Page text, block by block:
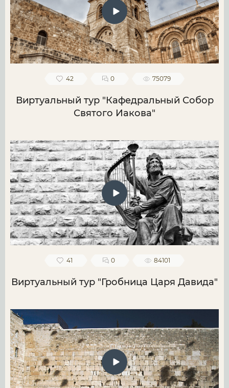
42 0 75079
Виртуальный тур "Кафедральный Собор
Святого Иакова"
41 0 84101
Виртуальный тур "Гробница Царя Давида"